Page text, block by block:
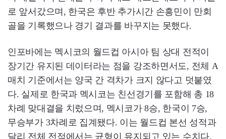
로 앞서갔으며, 한국은 후반 추가시간 손흥민이 만회
골을 기록했으나 경기 결과를 바꾸지는 못했다.
인포바에는 멕시코의 월드컵 아시아 팀 상대 전적이
장기간 유지된 데이터라는 점을 강조하면서도, 전체 A
매치 기준에서는 양국 간 격차가 크지 않다고 덧붙였
다. 실제로 한국과 멕시코는 친선경기를 포함해 총 18
차례 맞대결을 치렀으며, 멕시코가 8승, 한국이 7승,
무승부가 3차례로 집계됐다. 이는 월드컵 본선 성적과
달리 전체 전적에서는 균형이 유지되고 있는 수치다.